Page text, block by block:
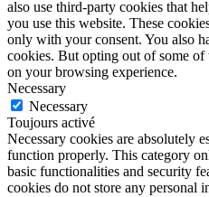
also use third-party cookies that
you use this website. These
only with your consent. You also
cookies. But opting out of some of
on your browsing experience.
Necessary
Necessary
Toujours activé
Necessary cookies are absolutely
function properly. This category
basic functionalities and security
cookies do not store any personal